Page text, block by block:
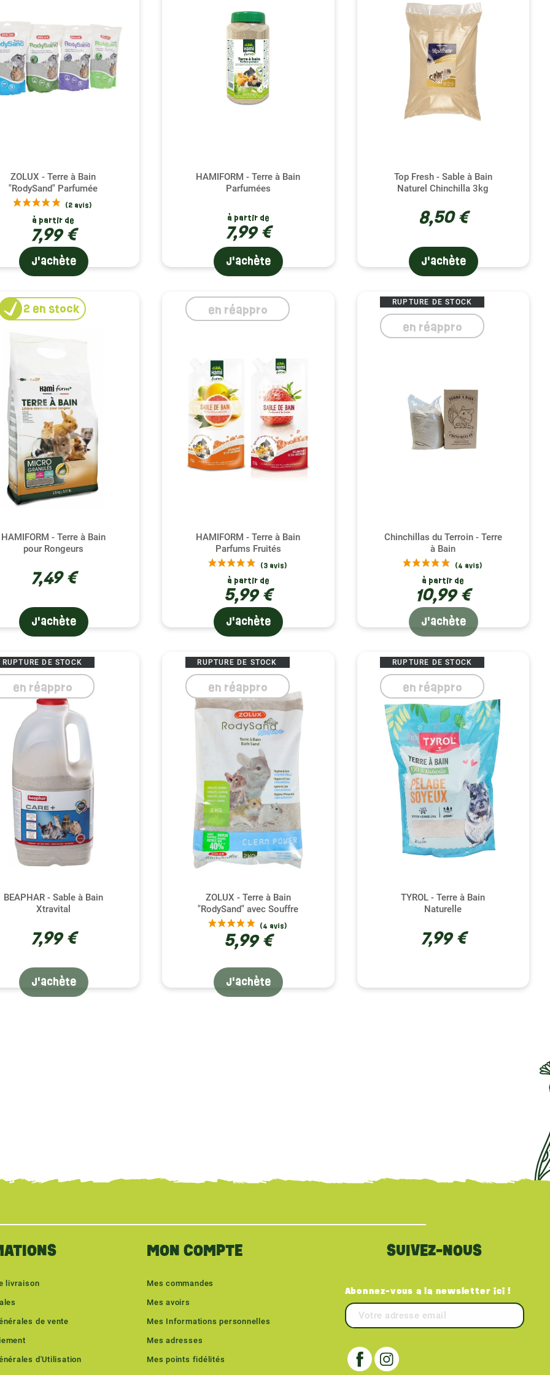
du Bain de Sable : Pour une Hygiène Optimale
de sable quotidien est recommandé pour vos gerbilles, permettant non seulement de maintenir leur pelage en
condition mais aussi de leur offrir un espace pour exprimer leurs comportements naturels de toilettage. Mettre à
de vos rongeurs un bac à sable permanent dans leur enclos, ou aménager une zone dédiée au bain de sable
sable de chinchilla, leur permet de profiter d'une toilette à leur guise, favorisant ainsi leur bien-être général. Cette
quotidienne est essentielle, surtout pour les groupes de gerbilles, qui peuvent ainsi partager un moment de soin
quand changer la terre à bain de vos gerbilles est crucial pour maintenir un environnement propre et sain. Bien que
soient des animaux naturellement propres, minimisant la fréquence à laquelle le sable devient insalubre, une
régulière est nécessaire. L'odorat est un bon indicateur : dès que vous percevez une odeur, il est temps de
le sable. Pour prolonger la durabilité du sable, l'utilisation de tamis spéciaux pour enlever les déchets solides
une astuce efficace, permettant une utilisation plus économique et écologique de la terre à bain.
petit rongeur, nous sommes engagés à offrir à vos petits animaux tout ce dont ils ont besoin pour une vie saine et
Parcourez notre sélection de terre à bain et découvrez comment vous pouvez améliorer significativement la
ZOLUX - Terre à Bain
"RodySand" Parfumée
à partir de
7,99 €
J'achète
HAMIFORM - Terre à Bain
Parfumées
à partir de
7,99 €
J'achète
Top Fresh - Sable à Bain
Naturel Chinchilla 3kg
8,50 €
J'achète
HAMIFORM - Terre à Bain
pour Rongeurs
7,49 €
2 en stock
J'achète
HAMIFORM - Terre à Bain
Parfums Fruités
à partir de
5,99 €
en réappro
J'achète
Chinchillas du Terroin - Terre
à Bain
à partir de
10,99 €
RUPTURE DE STOCK
en réappro
J'achète
BEAPHAR - Sable à Bain
Xtravital
7,99 €
RUPTURE DE STOCK
en réappro
J'achète
ZOLUX - Terre à Bain
"RodySand" avec Souffre
5,99 €
RUPTURE DE STOCK
en réappro
J'achète
TYROL - Terre à Bain
Naturelle
7,99 €
RUPTURE DE STOCK
en réappro
livraison
de vente
d'Utilisation
MON COMPTE
Mes commandes
Mes avoirs
Mes Informations personnelles
Mes adresses
Mes points fidélités
SUIVEZ-NOUS
Abonnez-vous a la newsletter ici !